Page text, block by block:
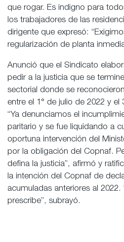
que rogar. Es indigno para
los trabajadores de las
dirigente que expresó:
regularización de planta
Anunció que el Sindicato
pedir a la justicia que se
sectorial donde se
entre el 1° de julio de 2022 y
“Ya denunciamos el
paritario y se fue liquidando a
oportuna intervención del
por la obligación del Copnaf.
defina la justicia”, afirmó y
la intención del Copnaf de
acumuladas anteriores al
prescribe”, subrayó.